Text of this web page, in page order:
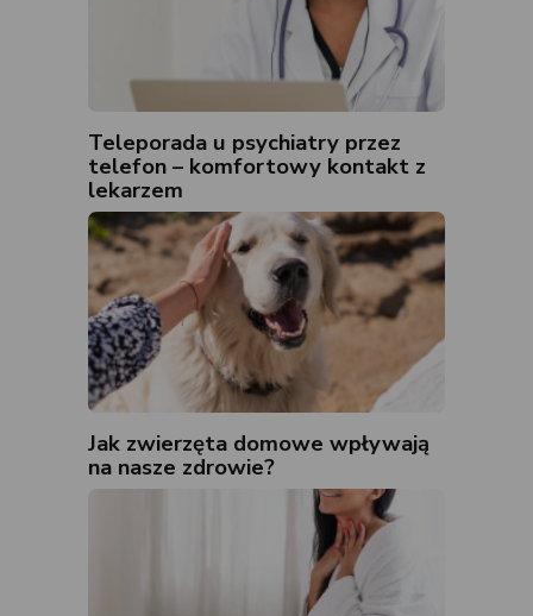
Teleporada u psychiatry przez
telefon – komfortowy kontakt z
lekarzem
Jak zwierzęta domowe wpływają
na nasze zdrowie?